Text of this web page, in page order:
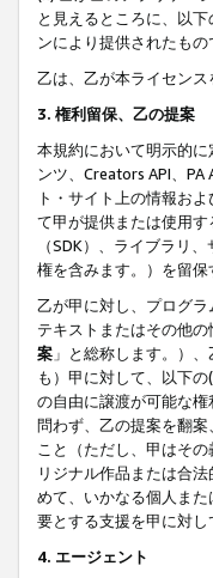
と見えるところに、以
ンにより提供されたも
乙は、乙が本ライセン
3. 権利留保、乙の提案
本規約において明示的
ンツ、Creators API、
ト・サイト上の情報お
て甲が提供または使用
（SDK）、ライブラリ
権を含みます。）を留
乙が甲に対し、プログ
テキストまたはその他
案 」と総称します。）
も）甲に対して、以下
の自由に譲渡が可能な
問わず、乙の提案を翻
こと（ただし、甲はそ
リジナル作品または合
めて、いかなる個人ま
要とする支援を甲に対し
4. エージェント